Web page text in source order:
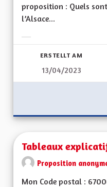
proposition : Quels
l’Alsace...
ERSTELLT AM
13/04/2023
Tableaux
Proposition
Mon Code postal :